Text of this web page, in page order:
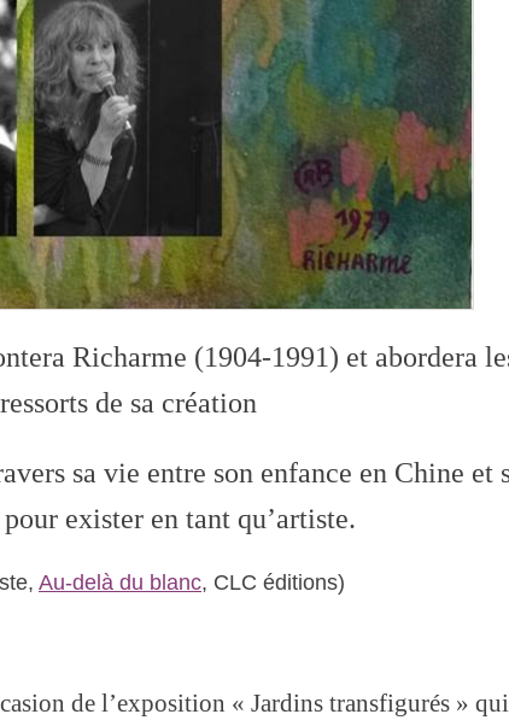
Richarme (1904-1991) et abordera
ressorts de sa création
sa vie entre son enfance en Chine et
exister en tant qu’artiste.
Au-delà du blanc, CLC éditions)
de l’exposition « Jardins transfigurés »